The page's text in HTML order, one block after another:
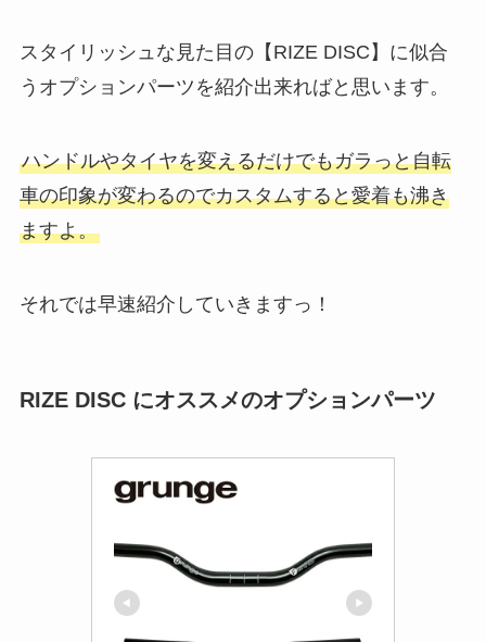
スタイリッシュな見た目の【RIZE DISC】に似合
うオプションパーツを紹介出来ればと思います。
ハンドルやタイヤを変えるだけでもガラっと自転
車の印象が変わるのでカスタムすると愛着も沸き
ますよ。
それでは早速紹介していきますっ！
RIZE DISC にオススメのオプションパーツ